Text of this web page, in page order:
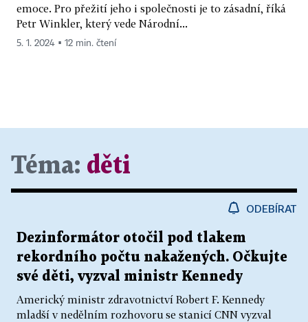
emoce. Pro přežití jeho i společnosti je to zásadní, říká
Petr Winkler, který vede Národní...
5. 1. 2024 ▪ 12 min. čtení
Téma: děti
ODEBÍRAT
Dezinformátor otočil pod tlakem
rekordního počtu nakažených. Očkujte
své děti, vyzval ministr Kennedy
Americký ministr zdravotnictví Robert F. Kennedy
mladší v nedělním rozhovoru se stanicí CNN vyzval